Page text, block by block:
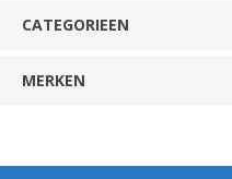
CATEGORIEEN
MERKEN